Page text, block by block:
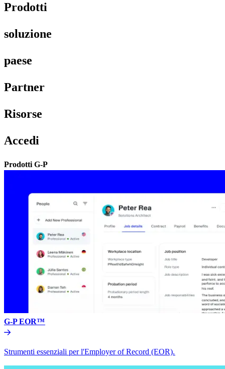
Prodotti​​
soluzione​​
paese​​
Partner​​
Risorse​​
Accedi​​
Prodotti G-P​​
G-P EOR™​​
Strumenti essenziali per l'Employer of Record (EOR).​​